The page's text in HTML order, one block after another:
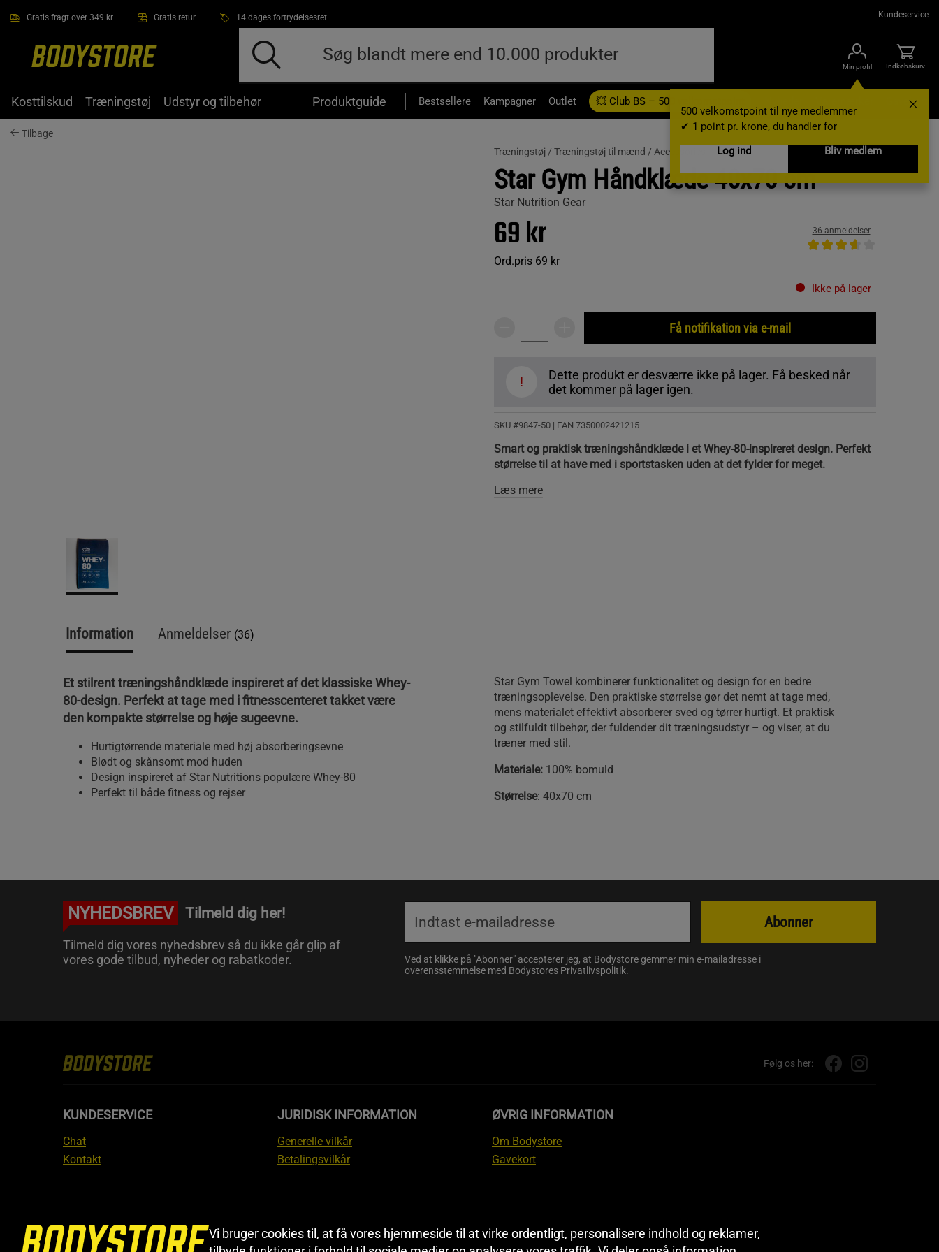
Gratis fragt over 349 kr Gratis retur 14 dages fortrydelsesret Kundeservice
Min profil
500 velkomstpoint til nye medlemmer
✔ 1 point pr. krone, du handler for
Log ind
Bliv medlem
Indkøbskurv
Kosttilskud Træningstøj Udstyr og tilbehør Produktguide Bestsellere Kampagner Outlet 💥 Club BS – 500 velkomstpoint Gavekort
Tilbage
Træningstøj / Træningstøj til mænd / Accessories
Star Gym Håndklæde 40x70 cm
Star Nutrition Gear
69 kr
Ord.pris 69 kr
36 anmeldelser
Ikke på lager
Få notifikation via e-mail
!
Dette produkt er desværre ikke på lager. Få besked når
det kommer på lager igen.
SKU #9847-50 | EAN 7350002421215
Smart og praktisk træningshåndklæde i et Whey-80-inspireret design. Perfekt
størrelse til at have med i sportstasken uden at det fylder for meget.
Læs mere
Information Anmeldelser (36)
Et stilrent træningshåndklæde inspireret af det klassiske Whey-
80-design. Perfekt at tage med i fitnesscenteret takket være
den kompakte størrelse og høje sugeevne.
Hurtigtørrende materiale med høj absorberingsevne
Blødt og skånsomt mod huden
Design inspireret af Star Nutritions populære Whey-80
Perfekt til både fitness og rejser
Star Gym Towel kombinerer funktionalitet og design for en bedre
træningsoplevelse. Den praktiske størrelse gør det nemt at tage med,
mens materialet effektivt absorberer sved og tørrer hurtigt. Et praktisk
og stilfuldt tilbehør, der fuldender dit træningsudstyr – og viser, at du
træner med stil.
Materiale:100% bomuld
Størrelse: 40x70 cm
NYHEDSBREV Tilmeld dig her!
Tilmeld dig vores nyhedsbrev så du ikke går glip af
vores gode tilbud, nyheder og rabatkoder.
Ved at klikke på "Abonner" accepterer jeg, at Bodystore gemmer min e-mailadresse i
overensstemmelse med Bodystores Privatlivspolitik.
Abonner
Følg os her:
KUNDESERVICE
Chat
Kontakt
FAQ
JURIDISK INFORMATION
Generelle vilkår
Betalingsvilkår
Prisgaranti
ØVRIG INFORMATION
Om Bodystore
Gavekort
Sitemap
Vi bruger cookies til, at få vores hjemmeside til at virke ordentligt, personalisere indhold og reklamer,